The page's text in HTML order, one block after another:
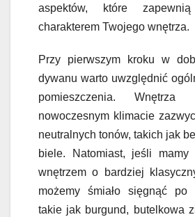
aspektów, które
charakterem Twojego wnętrza.
Przy pierwszym kroku w
dywanu warto uwzględnić
pomieszczenia. Wnętrza
nowoczesnym klimacie
neutralnych tonów, takich jak
biele. Natomiast, jeśli
wnętrzem o bardziej
możemy śmiało sięgnąć po
takie jak burgund, butelkowa